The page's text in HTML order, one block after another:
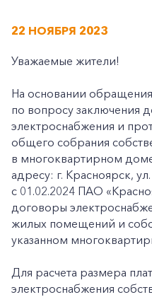
22 НОЯБРЯ 2023
Уважаемые жители!
На основании
по вопросу заключения
электроснабжения и
общего собрания
в многоквартирном
адресу: г. Красноярск,
с 01.02.2024 ПАО
договоры
жилых помещений и
указанном
Для расчета размера
электроснабжения